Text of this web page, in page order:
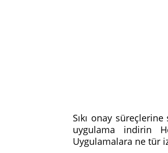
Sıkı onay
uygulama indirin
Uygulamalara ne tür